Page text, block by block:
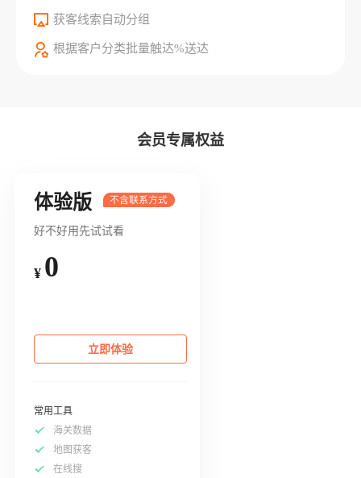
获客线索自动分组
根据客户分类批量触达%送达
会员专属权益
体验版
好不好用先试试看
¥ 0
立即体验
常用工具
海关数据
地图获客
在线搜